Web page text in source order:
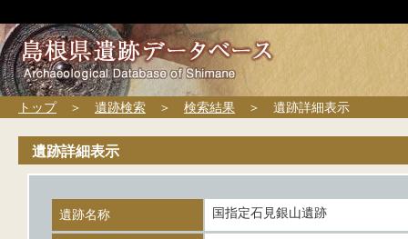
トップ＞ 遺跡検索 ＞ 検索結果 ＞ 遺跡詳細表示
遺跡詳細表示
遺跡名称 国指定石見銀山遺跡